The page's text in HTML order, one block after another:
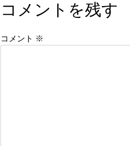
コメントを残す
コメント ※